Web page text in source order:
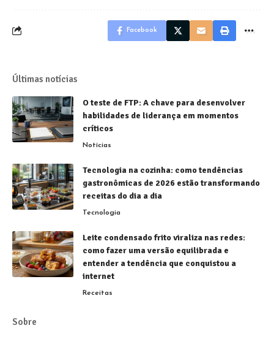
Facebook
Últimas notícias
O teste de FTP: A chave para desenvolver
habilidades de liderança em momentos
críticos
Notícias
Tecnologia na cozinha: como tendências
gastronômicas de 2026 estão transformando
receitas do dia a dia
Tecnologia
Leite condensado frito viraliza nas redes:
como fazer uma versão equilibrada e
entender a tendência que conquistou a
internet
Receitas
Sobre